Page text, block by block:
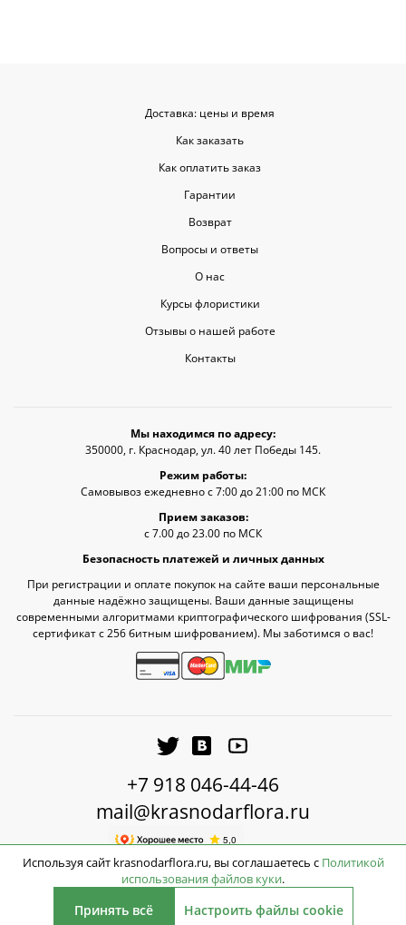
Используя сайт krasnodarflora.ru, вы соглашаетесь с Политикой
использования файлов куки.
Принять всё Настроить файлы cookie
20890руб.
Нет в наличии
Доставка: цены и время
Как заказать
Как оплатить заказ
Гарантии
Возврат
Вопросы и ответы
О нас
Курсы флористики
Отзывы о нашей работе
Контакты
Мы находимся по адресу:
350000, г. Краснодар, ул. 40 лет Победы 145.
Режим работы:
Самовывоз ежедневно с 7:00 до 21:00 по МСК
Прием заказов:
с 7.00 до 23.00 по МСК
Безопасность платежей и личных данных
При регистрации и оплате покупок на сайте ваши персональные
данные надёжно защищены. Ваши данные защищены
современными алгоритмами криптографического шифрования (SSL-
сертификат c 256 битным шифрованием). Мы заботимся о вас!
+7 918 046-44-46
mail@krasnodarflora.ru